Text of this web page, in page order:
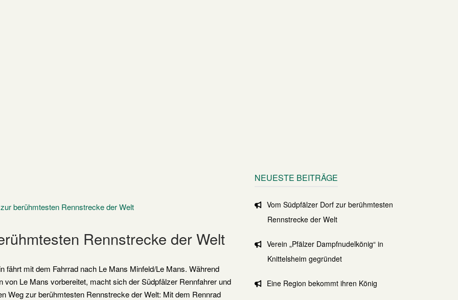
Rennstrecke der Welt
fährt mit dem Fahrrad nach Le Mans Minfeld/Le Mans. Während
Le Mans vorbereitet, macht sich der Südpfälzer Rennfahrer und
Weg zur berühmtesten Rennstrecke der Welt: Mit dem Rennrad
NEUESTE BEITRÄGE
Vom Südpfälzer Dorf zur berühmtesten
Rennstrecke der Welt
Verein „Pfälzer Dampfnudelkönig“ in
Knittelsheim gegründet
Eine Region bekommt ihren König